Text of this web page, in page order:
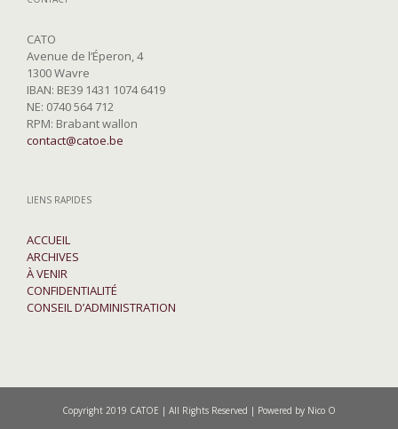
CATO
Avenue de l’Éperon, 4
1300 Wavre
IBAN: BE39 1431 1074 6419
NE: 0740 564 712
RPM: Brabant wallon
contact@catoe.be
LIENS RAPIDES
ACCUEIL
ARCHIVES
À VENIR
CONFIDENTIALITÉ
CONSEIL D’ADMINISTRATION
Copyright 2019 CATOE | All Rights Reserved | Powered by Nico O